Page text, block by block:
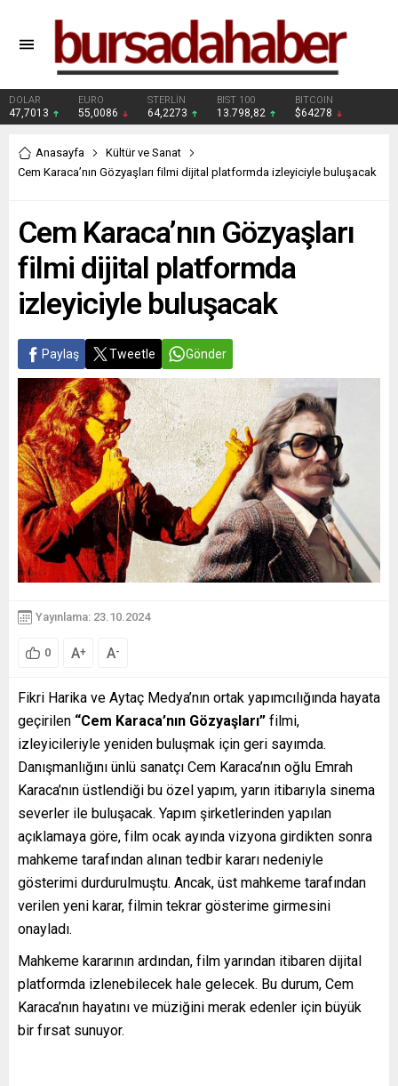
DOLAR
47,7013
EURO
55,0086
STERLİN
64,2273
BIST 100
13.798,82
BITCOIN
$64278
Anasayfa
Kültür ve Sanat
Cem Karaca’nın Gözyaşları filmi dijital platformda izleyiciyle buluşacak
Cem Karaca’nın Gözyaşları
filmi dijital platformda
izleyiciyle buluşacak
Paylaş Tweetle Gönder
Yayınlama: 23.10.2024
0 A+ A-
Fikri Harika ve Aytaç Medya’nın ortak yapımcılığında hayata
geçirilen “Cem Karaca’nın Gözyaşları” filmi,
izleyicileriyle yeniden buluşmak için geri sayımda.
Danışmanlığını ünlü sanatçı Cem Karaca’nın oğlu Emrah
Karaca’nın üstlendiği bu özel yapım, yarın itibarıyla sinema
severler ile buluşacak. Yapım şirketlerinden yapılan
açıklamaya göre, film ocak ayında vizyona girdikten sonra
mahkeme tarafından alınan tedbir kararı nedeniyle
gösterimi durdurulmuştu. Ancak, üst mahkeme tarafından
verilen yeni karar, filmin tekrar gösterime girmesini
onayladı.
Mahkeme kararının ardından, film yarından itibaren dijital
platformda izlenebilecek hale gelecek. Bu durum, Cem
Karaca’nın hayatını ve müziğini merak edenler için büyük
bir fırsat sunuyor.